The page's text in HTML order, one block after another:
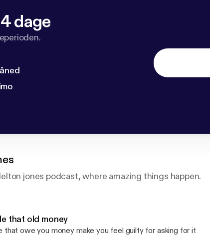
dage
jones podcast, where amazing things happen.
that old money
that owe you money make you feel guilty for asking for it